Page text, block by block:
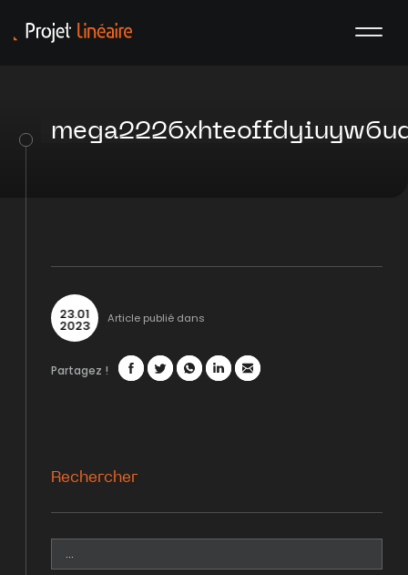
23.01
2023 Article publié dans
Partagez !
Rechercher